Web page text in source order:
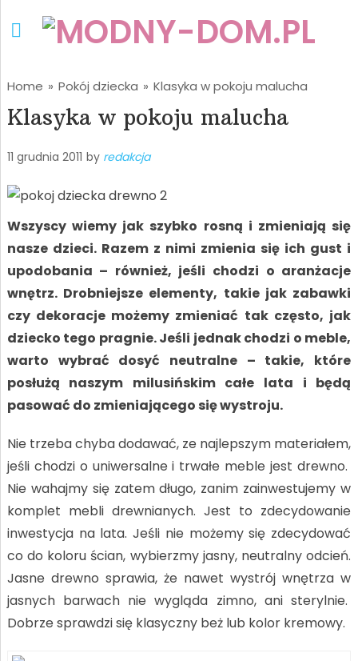
Home » Pokój dziecka » Klasyka w pokoju malucha
Klasyka w pokoju malucha
11 grudnia 2011 by redakcja
Wszyscy wiemy jak szybko rosną i zmieniają się
nasze dzieci. Razem z nimi zmienia się ich gust i
upodobania – również, jeśli chodzi o aranżacje
wnętrz. Drobniejsze elementy, takie jak zabawki
czy dekoracje możemy zmieniać tak często, jak
dziecko tego pragnie. Jeśli jednak chodzi o meble,
warto wybrać dosyć neutralne – takie, które
posłużą naszym milusińskim całe lata i będą
pasować do zmieniającego się wystroju.
Nie trzeba chyba dodawać, ze najlepszym materiałem,
jeśli chodzi o uniwersalne i trwałe meble jest drewno.
Nie wahajmy się zatem długo, zanim zainwestujemy w
komplet mebli drewnianych. Jest to zdecydowanie
inwestycja na lata. Jeśli nie możemy się zdecydować
co do koloru ścian, wybierzmy jasny, neutralny odcień.
Jasne drewno sprawia, że nawet wystrój wnętrza w
jasnych barwach nie wygląda zimno, ani sterylnie.
Dobrze sprawdzi się klasyczny beż lub kolor kremowy.